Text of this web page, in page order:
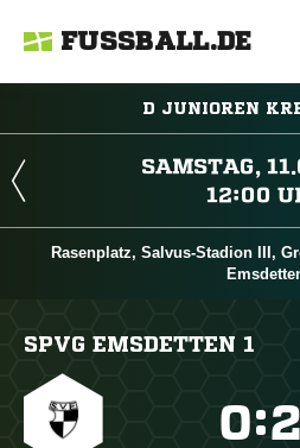
FUSSBALL.DE
D JUNIOREN


Rasenplatz, Salvus-Stadion III,
SPVG EMSDETTEN 1
: